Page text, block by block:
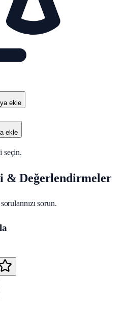
ekle
ekle
seçin.
& Değerlendirmeler
sorun.